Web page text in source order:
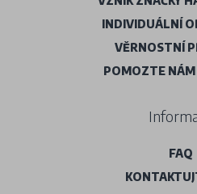
INDIVIDUÁLNÍ
VĚRNOSTNÍ
POMOZTE
FAQ